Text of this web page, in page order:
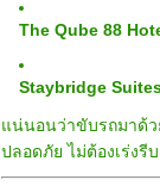
The Qube 88
Staybridge
แน่นอนว่าขับรถมาด้
ปลอดภัย ไม่ต้องเร่งรีบ